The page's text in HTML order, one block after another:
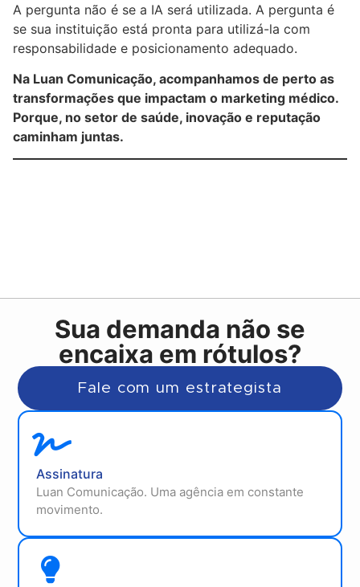
A pergunta não é se a IA será utilizada. A pergunta é
se sua instituição está pronta para utilizá-la com
responsabilidade e posicionamento adequado.
Na Luan Comunicação, acompanhamos de perto as
transformações que impactam o marketing médico.
Porque, no setor de saúde, inovação e reputação
caminham juntas.
Sua demanda não se
encaixa em rótulos?
Fale com um estrategista
Assinatura
Luan Comunicação. Uma agência em constante
movimento.